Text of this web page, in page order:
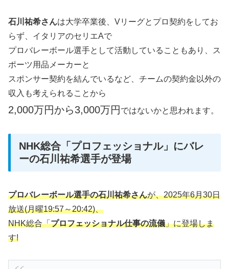
石川祐希さんは大学卒業後、Vリーグとプロ契約をしてお
らず、イタリアのセリエAで
プロバレーボール選手として活動していることもあり、ス
ポーツ用品メーカーと
スポンサー契約を結んでいるなど、チームの契約金以外の
収入も考えられることから
2,000万円から3,000万円 ではないかと思われます。
NHK総合「プロフェッショナル」にバレ
ーの石川祐希選手が登場
プロバレーボール選手の石川祐希さんが、2025年6月30日
放送(月曜19:57～20:42)、
NHK総合「プロフェッショナル仕事の流儀」に登場しま
す!